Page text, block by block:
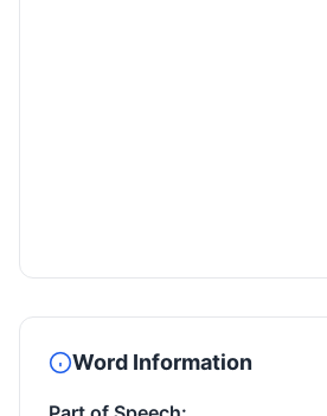
Word Information